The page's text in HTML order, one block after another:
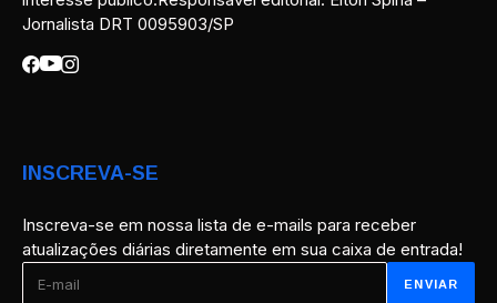
Jornalista DRT 0095903/SP
INSCREVA-SE
Inscreva-se em nossa lista de e-mails para receber
atualizações diárias diretamente em sua caixa de entrada!